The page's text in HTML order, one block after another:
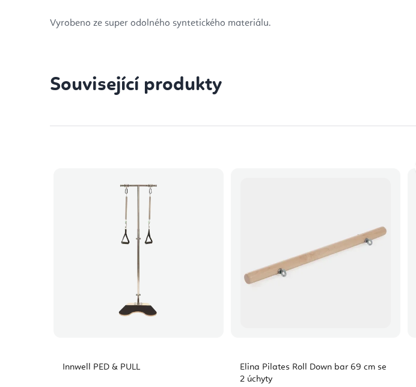
Vyrobeno ze super odolného syntetického materiálu.
Související produkty
Innwell PED & PULL
Elina Pilates Roll Down bar 69 cm se
2 úchyty